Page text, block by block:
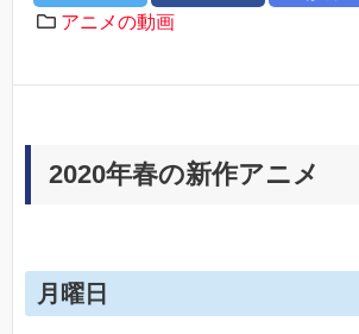
アニメの動画
2020年春の新作アニメ
月曜日